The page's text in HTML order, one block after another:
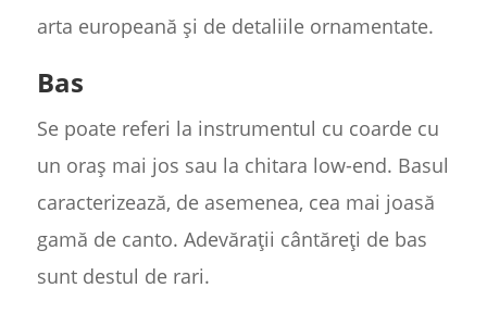
arta europeană și de detaliile ornamentate.
Bas
Se poate referi la instrumentul cu coarde cu
un oraș mai jos sau la chitara low-end. Basul
caracterizează, de asemenea, cea mai joasă
gamă de canto. Adevărații cântăreți de bas
sunt destul de rari.